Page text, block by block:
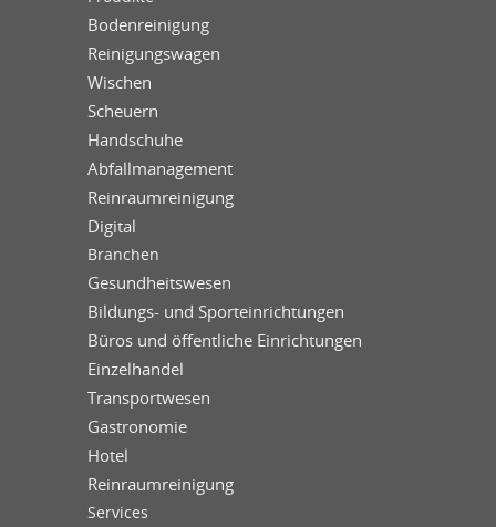
Bodenreinigung
Reinigungswagen
Wischen
Scheuern
Handschuhe
Abfallmanagement
Reinraumreinigung
Digital
Branchen
Gesundheitswesen
Bildungs- und Sporteinrichtungen
Büros und öffentliche Einrichtungen
Einzelhandel
Transportwesen
Gastronomie
Hotel
Reinraumreinigung
Services